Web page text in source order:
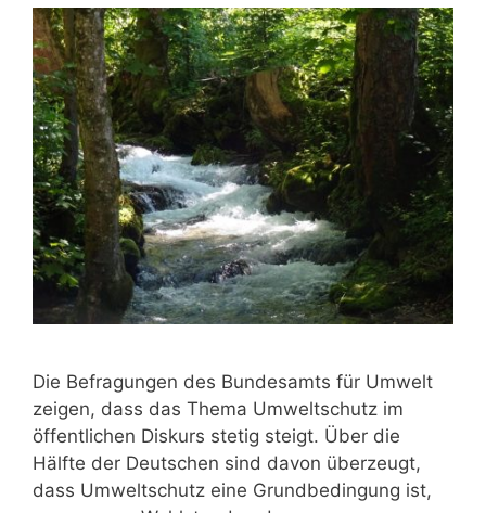
Die Befragungen des Bundesamts für Umwelt
zeigen, dass das Thema Umweltschutz im
öffentlichen Diskurs stetig steigt. Über die
Hälfte der Deutschen sind davon überzeugt,
dass Umweltschutz eine Grundbedingung ist,